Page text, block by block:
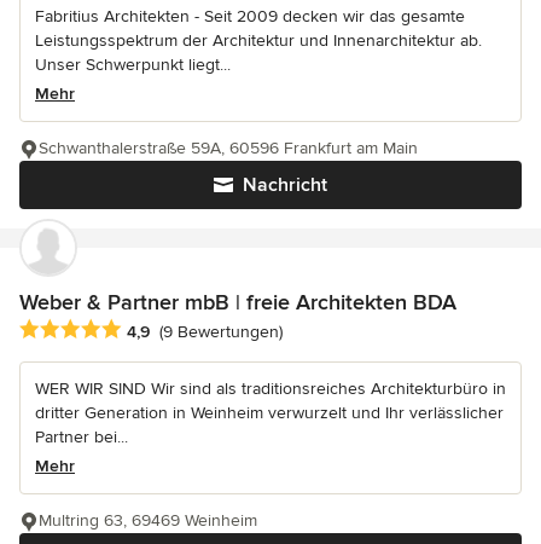
Fabritius Architekten - Seit 2009 decken wir das gesamte
Leistungsspektrum der Architektur und Innenarchitektur ab.
Unser Schwerpunkt liegt...
Mehr
Nachricht
Schwanthalerstraße 59A, 60596 Frankfurt am Main
Weber & Partner mbB | freie Architekten BDA
Durchschnittliche Bewertung: 4.9 von 5 Sternen
4,9 (9 Bewertungen)
WER WIR SIND Wir sind als traditionsreiches Architekturbüro in
dritter Generation in Weinheim verwurzelt und Ihr verlässlicher
Partner bei...
Mehr
Multring 63, 69469 Weinheim